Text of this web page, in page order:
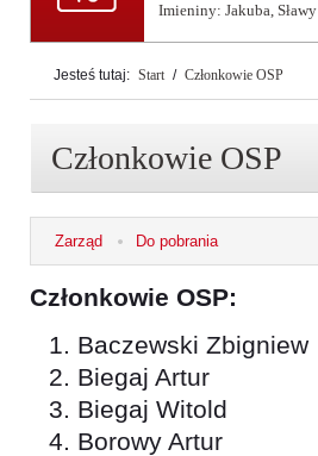
Imieniny: Jakuba, Sławy
Jesteś tutaj: Start / Członkowie OSP
Członkowie OSP
Zarząd Do pobrania
Członkowie OSP:
Baczewski Zbigniew
Biegaj Artur
Biegaj Witold
Borowy Artur